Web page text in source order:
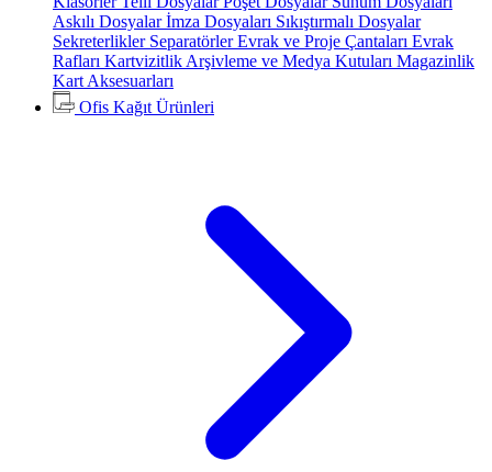
Askılı Dosyalarİmza Dosyaları Sıkıştırmalı Dosyalar
Sekreterlikler SeparatörlerEvrak ve Proje Çantaları Evrak
Rafları Kartvizitlik Arşivleme ve Medya Kutuları Magazinlik
Kart Aksesuarları
Ofis Kağıt Ürünleri